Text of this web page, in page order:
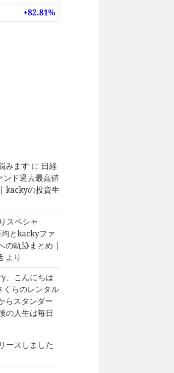
+82.81%
みます に 日経
ド過去最高値
kackyの投資生
スペシャ
均とkackyファ
の軌跡まとめ |
より
、こんにちは
くらのレンタル
らスタンダー
の人生は毎日
ースしました